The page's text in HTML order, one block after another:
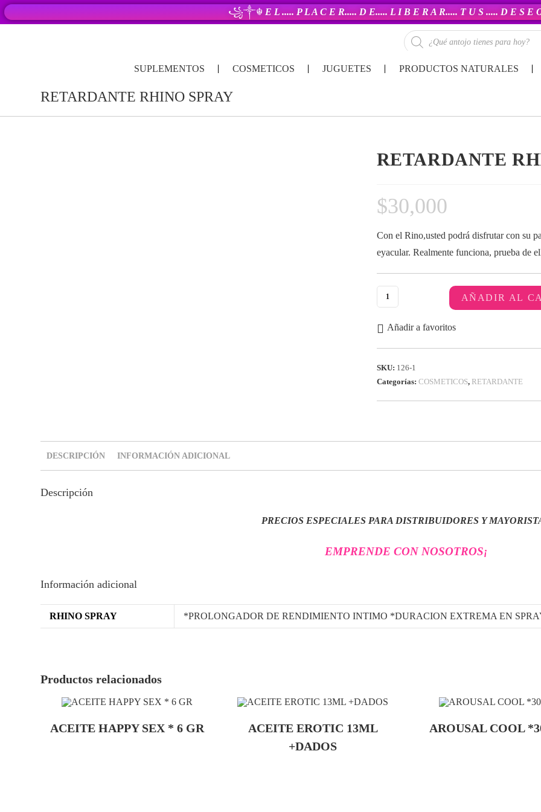
꧁༒☬ E L ..... P L A C E R..... D E..... L I B E R A R..... T U S ..... D E S E
SUPLEMENTOS COSMETICOS JUGUETES PRODUCTOS NATURALES
RETARDANTE RHINO SPRAY
RETARDANTE
$30,000
Con el Rino,usted podrá disfrutar con su
eyacular. Realmente funciona, prueba de
AÑADIR AL
Añadir a favoritos
SKU: 126-1
Categorías: COSMETICOS, RETARDANTE
DESCRIPCIÓN INFORMACIÓN ADICIONAL
Descripción
PRECIOS ESPECIALES PARA DISTRIBUIDORES Y
EMPRENDE CON NOSOTROS¡
Información adicional
RHINO SPRAY *PROLONGADOR DE RENDIMIENTO INTIMO *DURACION EXTREMA EN
Productos relacionados
ACEITE HAPPY SEX * 6 GR
ACEITE EROTIC 13ML
+DADOS
AROUSAL COOL